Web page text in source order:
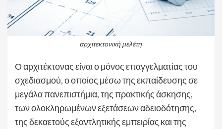
αρχιτεκτονική μελέτη
Ο αρχιτέκτονας είναι ο μόνος επαγγελματίας του
σχεδιασμού, ο οποίος μέσω της εκπαίδευσης σε
μεγάλα πανεπιστήμια, της πρακτικής άσκησης,
των ολοκληρωμένων εξετάσεων αδειοδότησης,
της δεκαετούς εξαντλητικής εμπειρίας και της